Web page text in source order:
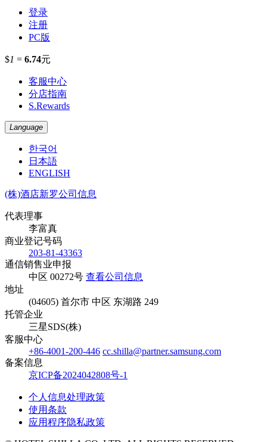
登录
注册
PC版
$1 = 6.74元
客服中心
分店指南
S.Rewards
Language
한국어
日本語
ENGLISH
(株)酒店新罗公司信息
代表理事
李富真
商业登记号码
203-81-43363
通信销售业申报
中区 00272号 查看公司信息
地址
(04605) 首尔市 中区 东湖路 249
托管企业
三星SDS(株)
客服中心
+86-4001-200-446 cc.shilla@partner.samsung.com
备案信息
京ICP备2024042808号-1
个人信息处理政策
使用条款
应用程序隐私政策